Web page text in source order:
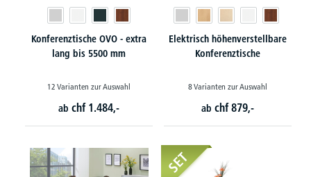
Konferenztische OVO - extra
lang bis 5500 mm
12 Varianten zur Auswahl
ab chf 1.484,-
Elektrisch höhenverstellbare
Konferenztische
8 Varianten zur Auswahl
ab chf 879,-
SET